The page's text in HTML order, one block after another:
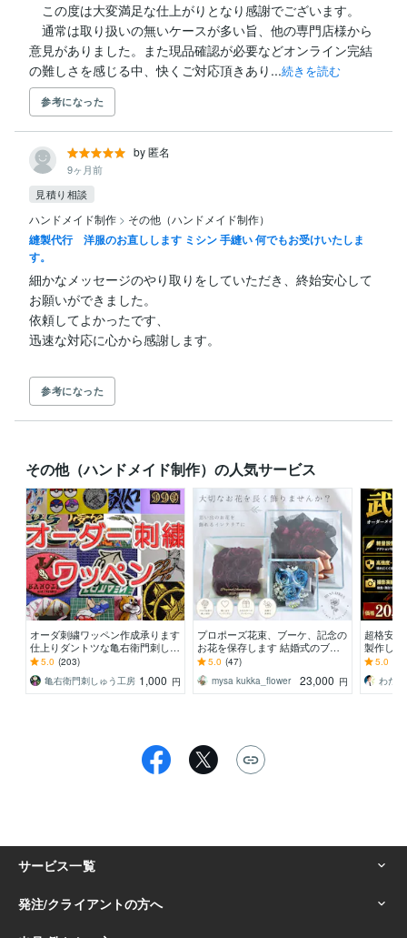
この度は大変満足な仕上がりとなり感謝でございます。
通常は取り扱いの無いケースが多い旨、他の専門店様から
意見がありました。また現品確認が必要などオンライン完結
の難しさを感じる中、快くご対応頂きあり...続きを読む
参考になった
by 匿名
9ヶ月前
見積り相談
ハンドメイド制作 > その他（ハンドメイド制作）
縫製代行 洋服のお直しします ミシン 手縫い 何でもお受けいたしま
す。
細かなメッセージのやり取りをしていただき、終始安心して
お願いができました。
依頼してよかったです、
参考になった
その他（ハンドメイド制作）の人気サービス
オーダ刺繍ワッペン作成承ります
仕上りダントツな亀右衛門刺しゅ
う工房です。
5.0 (203)
亀右衛門刺しゅう工房 1,000 円
プロポーズ花束、ブーケ、記念の
お花を保存します 結婚式のブー
ケ、プロポーズ花束…大切なお花
を長く楽しみたい方
5.0 (47)
mysa kukka_flower
23,000 円
超格安
製作し
でも使
武器防
5.0
わた